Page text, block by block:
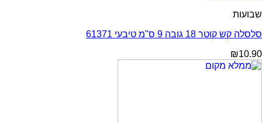
שבועות
סלסלה קש קוטר 18 גובה 9 ס"מ טיבעי 61371
₪10.90